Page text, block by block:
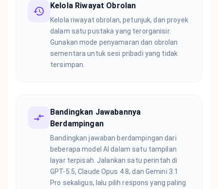
Kelola Riwayat Obrolan
Kelola riwayat obrolan, petunjuk, dan proyek
dalam satu pustaka yang terorganisir.
Gunakan mode penyamaran dan obrolan
sementara untuk sesi pribadi yang tidak
tersimpan.
Bandingkan Jawabannya
Berdampingan
Bandingkan jawaban berdampingan dari
beberapa model AI dalam satu tampilan
layar terpisah. Jalankan satu perintah di
GPT-5.5, Claude Opus 4.8, dan Gemini 3.1
Pro sekaligus, lalu pilih respons yang paling